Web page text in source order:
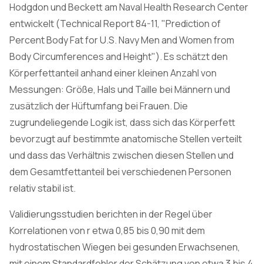
Hodgdon und Beckett am Naval Health Research Center
entwickelt (Technical Report 84-11, "Prediction of
Percent Body Fat for U.S. Navy Men and Women from
Body Circumferences and Height"). Es schätzt den
Körperfettanteil anhand einer kleinen Anzahl von
Messungen: Größe, Hals und Taille bei Männern und
zusätzlich der Hüftumfang bei Frauen. Die
zugrundeliegende Logik ist, dass sich das Körperfett
bevorzugt auf bestimmte anatomische Stellen verteilt
und dass das Verhältnis zwischen diesen Stellen und
dem Gesamtfettanteil bei verschiedenen Personen
relativ stabil ist.
Validierungsstudien berichten in der Regel über
Korrelationen von r etwa 0,85 bis 0,90 mit dem
hydrostatischen Wiegen bei gesunden Erwachsenen,